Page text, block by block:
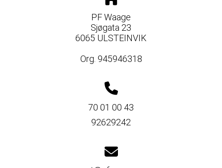
PF Waage
Sjøgata 23
6065 ULSTEINVIK
Org. 945946318
70 01 00 43
92629242